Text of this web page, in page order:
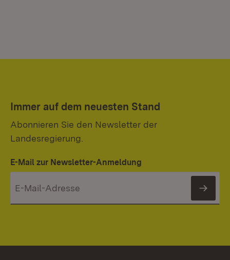
Immer auf dem neuesten Stand
Abonnieren Sie den Newsletter der
Landesregierung.
E-Mail zur Newsletter-Anmeldung